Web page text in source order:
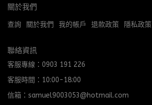
關於我們
查詢 關於我們 我的帳戶 退款政策 隱私政策
聯絡資訊
客服專線：0903 191 226
客服時間：10:00-18:00
信箱：samuel9003053@hotmail.com